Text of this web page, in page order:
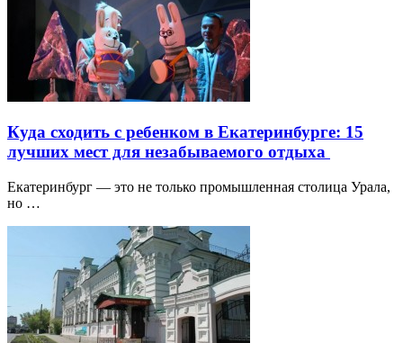
Куда сходить с ребенком в Екатеринбурге: 15
лучших мест для незабываемого отдыха
Екатеринбург — это не только промышленная столица Урала,
но …